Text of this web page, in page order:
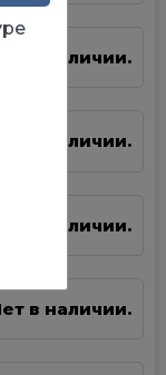
Нет в наличии.
Нет в наличии.
Нет в наличии.
в наличии.